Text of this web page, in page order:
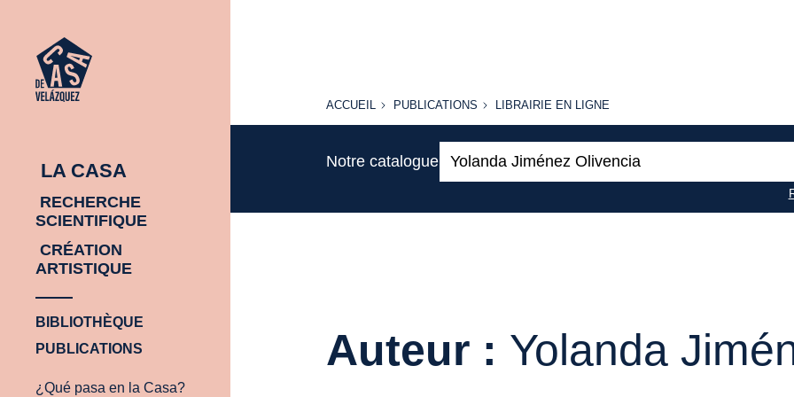
LA CASA
RECHERCHE
SCIENTIFIQUE
CRÉATION
ARTISTIQUE
BIBLIOTHÈQUE
PUBLICATIONS
¿Qué pasa en la Casa?
ACCUEIL
ACCUEIL PUBLICATIONS
PUBLICATIONS
LIBRAIRIE
LIBRAIRIE EN LIGNE
Notre catalogue:
Auteur : Yolanda